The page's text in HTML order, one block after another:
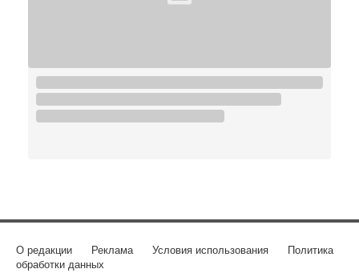
О редакции Реклама Условия использования
Политика
обработки данных